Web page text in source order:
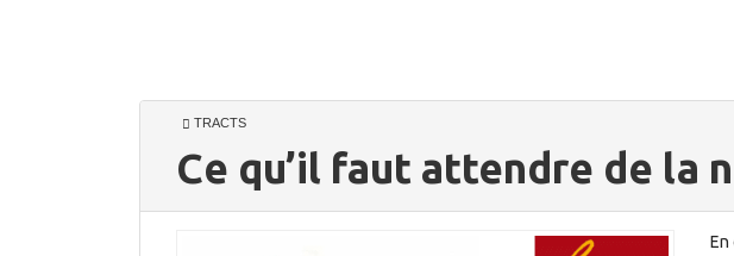
TRACTS
Ce qu’il faut attendre de la
En